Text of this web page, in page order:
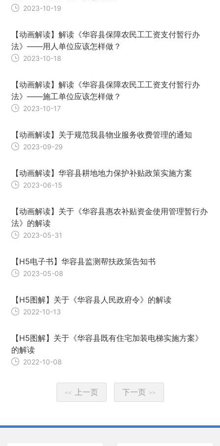
2023-10-19
【动画解读】解读《华容县保障农民工工资支付暂行办
法》——用人单位应该怎样做？
2023-10-18
【动画解读】解读《华容县保障农民工工资支付暂行办
法》——施工单位应该怎样做？
2023-10-17
【动画解读】关于规范我县物业服务收费管理的通知
2023-09-29
【动画解读】华容县耕地地力保护补贴政策实施方案
2023-06-15
【动画解读】关于《华容县惠农补贴资金使用管理暂行办
法》的解读
2023-05-31
【H5电子书】华容县监测帮扶政策告知书
2023-05-08
【H5图解】关于《华容县人民政府令》的解读
2022-10-13
【H5图解】关于《华容县既有住宅加装电梯实施方案》
的解读
2022-10-08
<< 上一页 下一页 >>